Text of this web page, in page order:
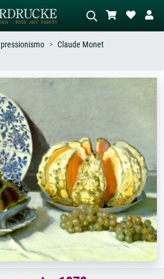
– es.
Descrivi la scena – es. prato verde,
Claude Monet